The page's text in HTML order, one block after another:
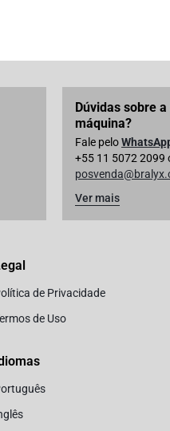
Dúvidas sobre
máquina?
Fale pelo
+55 11 5072 2099
Ver mais
de Privacidade
de Uso